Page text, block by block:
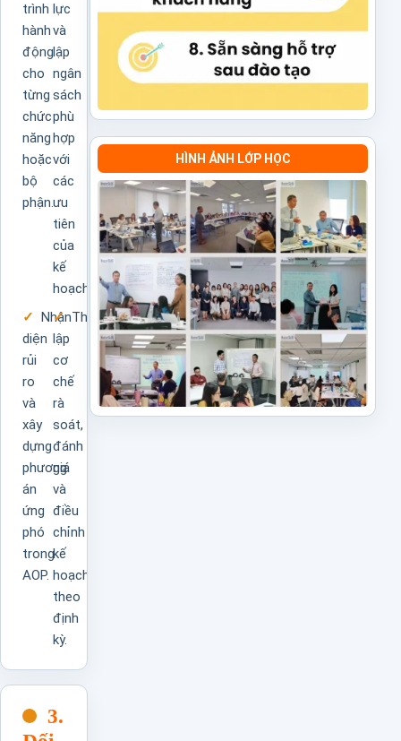
trình
hành
động
cho
từng
chức
năng
hoặc
bộ
phận.
lực
và
lập
ngân
sách
phù
hợp
với
các
ưu
tiên
của
kế
hoạch.
Nhận
diện
rủi
ro
và
xây
dựng
phương
án
ứng
phó
trong
AOP.
Thiết
lập
cơ
chế
rà
soát,
đánh
giá
và
điều
chỉnh
kế
hoạch
theo
định
kỳ.
3.
HÌNH ẢNH LỚP HỌC